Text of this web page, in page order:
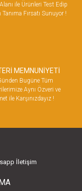
ile Ürünleri Test Edip
Tanıma Fırsatı Sunuyor !
MEMNUNİYETİ
Bugüne Tüm
Aynı Özveri ve
ile Karşınızdayız !
İletişim